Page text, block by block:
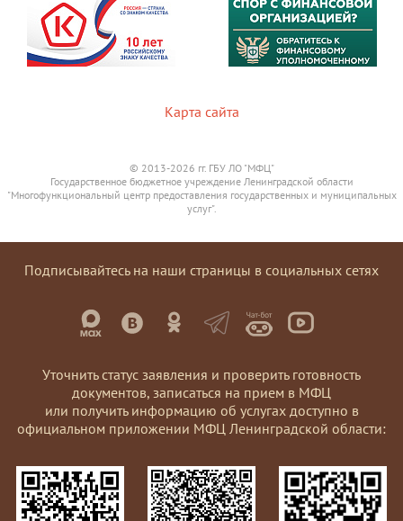
Карта сайта
© 2013-2026 гг. ГБУ ЛО "МФЦ"
Государственное бюджетное учреждение Ленинградской области
"Многофункциональный центр предоставления государственных и муниципальных
услуг".
Подписывайтесь на наши страницы в социальных сетях
Уточнить статус заявления и проверить готовность
документов, записаться на прием в МФЦ
или получить информацию об услугах доступно в
официальном приложении МФЦ Ленинградской области: